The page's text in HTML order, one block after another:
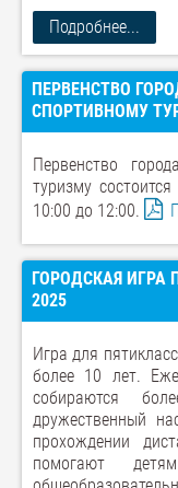
Подробнее...
ПЕРВЕНСТВО
СПОРТИВНОМУ
Первенство
туризму
10:00 до 12:00.
ГОРОДСКАЯ ИГРА
2025
Игра для
более 10 лет.
собираются
дружественный
прохождении
помогают